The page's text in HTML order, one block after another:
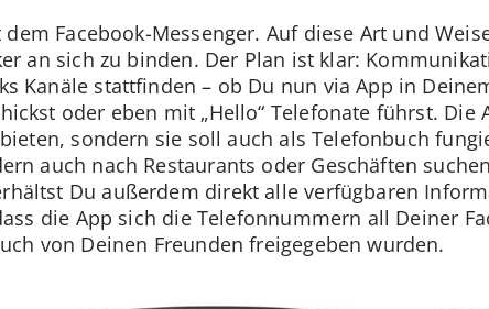
Facebook-Messenger. Auf diese Art und
an sich zu binden. Der Plan ist klar:
Kanäle stattfinden – ob Du nun via App in
oder eben mit „Hello“ Telefonate führst.
sondern sie soll auch als Telefonbuch
auch nach Restaurants oder Geschäften
Du außerdem direkt alle verfügbaren
die App sich die Telefonnummern all Deiner
von Deinen Freunden freigegeben wurden.